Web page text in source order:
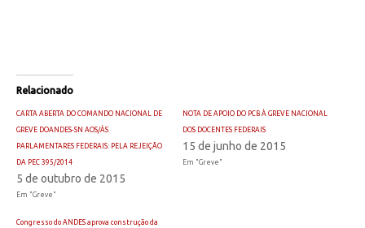
Relacionado
CARTA ABERTA DO COMANDO NACIONAL DE
GREVE DOANDES-SN AOS/ÀS
PARLAMENTARES FEDERAIS: PELA REJEIÇÃO
DA PEC 395/2014
5 de outubro de 2015
Em "Greve"
NOTA DE APOIO DO PCB À GREVE NACIONAL
DOS DOCENTES FEDERAIS
15 de junho de 2015
Em "Greve"
Congresso do ANDES aprova construção da